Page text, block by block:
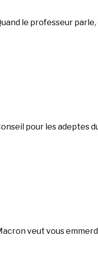
le professeur
pour les adeptes
veut vous